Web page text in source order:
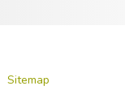
Sitemap